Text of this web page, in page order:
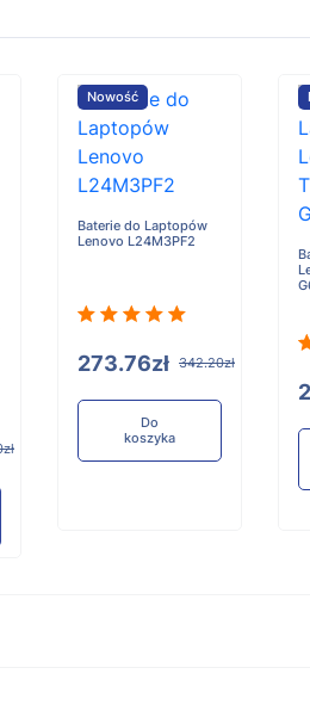
Nowość
Baterie do Laptopów
Lenovo L24M3PF2
273.76zł 342.20zł
Do
koszyka